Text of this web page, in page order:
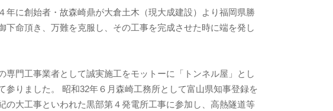
年に創始者・故森崎鼎が大倉土木（現大成建設）より福岡県勝
下命頂き、万難を克服し、その工事を完成させた時に端を発し
専門工事業者として誠実施工をモットーに「トンネル屋」とし
参りました。 昭和32年６月森崎工務所として富山県知事登録を
の大工事といわれた黒部第４発電所工事に参加し、高熱隧道等